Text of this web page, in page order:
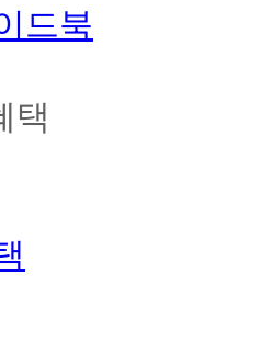
드북
택